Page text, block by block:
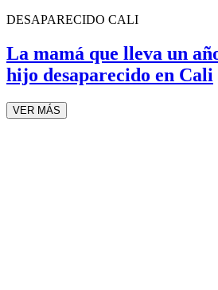
DESAPARECIDO CALI
La mamá que lleva un
hijo desaparecido en Cali
VER MÁS